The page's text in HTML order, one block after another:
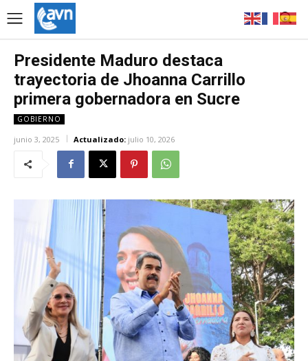
Presidente Maduro destaca
trayectoria de Jhoanna Carrillo
primera gobernadora en Sucre
GOBIERNO
junio 3, 2025 Actualizado: julio 10, 2026